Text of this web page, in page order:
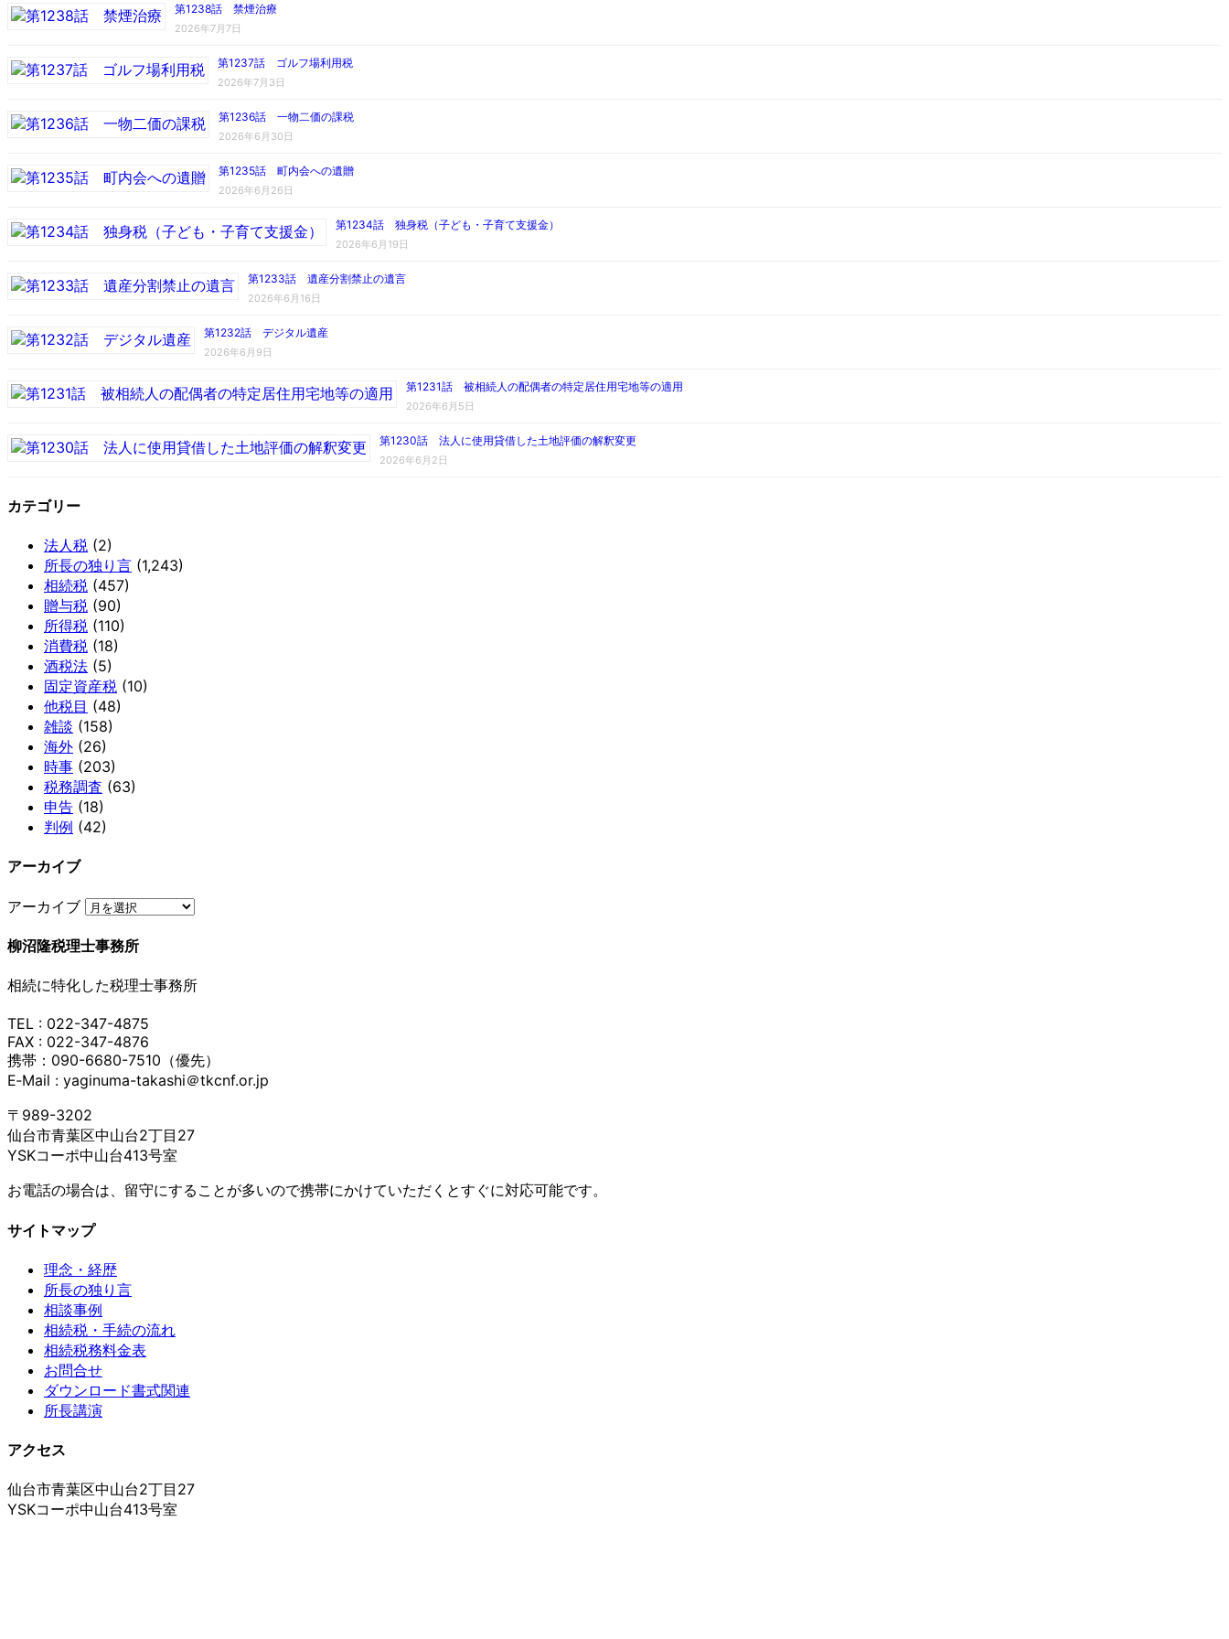
第1238話 禁煙治療
2026年7月7日
第1237話 ゴルフ場利用税
2026年7月3日
第1236話 一物二価の課税
2026年6月30日
第1235話 町内会への遺贈
2026年6月26日
第1234話 独身税（子ども・子育て支援金）
2026年6月19日
第1233話 遺産分割禁止の遺言
2026年6月16日
第1232話 デジタル遺産
2026年6月9日
第1231話 被相続人の配偶者の特定居住用宅地等の適用
2026年6月5日
第1230話 法人に使用貸借した土地評価の解釈変更
2026年6月2日
カテゴリー
法人税 (2)
所長の独り言 (1,243)
相続税 (457)
贈与税 (90)
所得税 (110)
消費税 (18)
酒税法 (5)
固定資産税 (10)
他税目 (48)
雑談 (158)
海外 (26)
時事 (203)
税務調査 (63)
申告 (18)
判例 (42)
アーカイブ
アーカイブ
柳沼隆税理士事務所
相続に特化した税理士事務所
TEL : 022-347-4875
FAX : 022-347-4876
携帯：090-6680-7510（優先）
E‐Mail : yaginuma-takashi＠tkcnf.or.jp
〒989-3202
仙台市青葉区中山台2丁目27
YSKコーポ中山台413号室
お電話の場合は、留守にすることが多いので携帯にかけていただくとすぐに対応可能です。
サイトマップ
理念・経歴
所長の独り言
相談事例
相続税・手続の流れ
相続税務料金表
お問合せ
ダウンロード書式関連
所長講演
アクセス
仙台市青葉区中山台2丁目27
YSKコーポ中山台413号室